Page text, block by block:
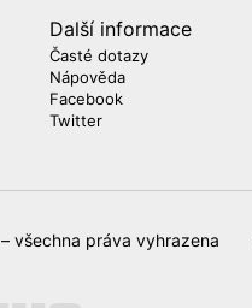
Další informace
Časté dotazy
Nápověda
Facebook
Twitter
– všechna práva vyhrazena